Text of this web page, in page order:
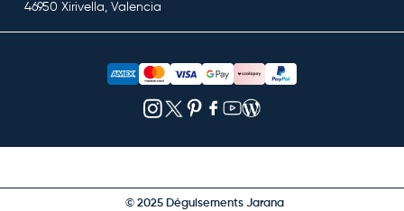
46950 Xirivella, Valencia
© 2025 Déguisements Jarana